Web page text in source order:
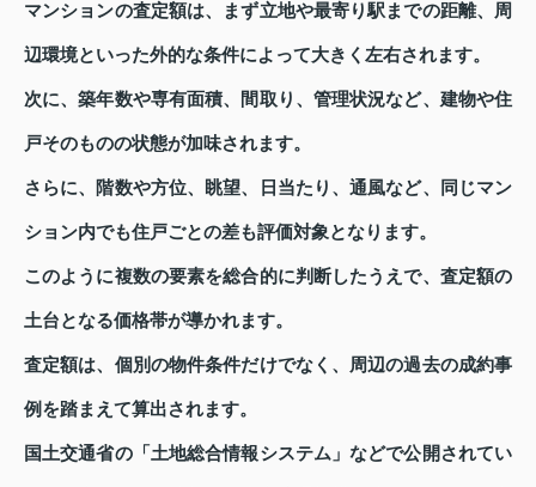
マンションの査定額は、まず立地や最寄り駅までの距離、周
辺環境といった外的な条件によって大きく左右されます。
次に、築年数や専有面積、間取り、管理状況など、建物や住
戸そのものの状態が加味されます。
さらに、階数や方位、眺望、日当たり、通風など、同じマン
ション内でも住戸ごとの差も評価対象となります。
このように複数の要素を総合的に判断したうえで、査定額の
土台となる価格帯が導かれます。
査定額は、個別の物件条件だけでなく、周辺の過去の成約事
例を踏まえて算出されます。
国土交通省の「土地総合情報システム」などで公開されてい